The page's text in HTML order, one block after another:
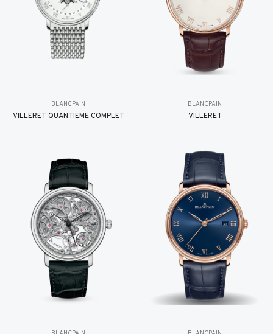
BLANCPAIN
VILLERET QUANTIÈME COMPLET
BLANCPAIN
VILLERET